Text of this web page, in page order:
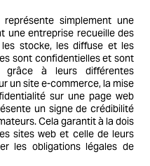
simplement une
une entreprise recueille des
les stocke, les diffuse et les
sont confidentielles et sont
grâce à leurs différentes
un site e-commerce, la mise
sur une page web
un signe de crédibilité
Cela garantit à la dois
sites web et celle de leurs
les obligations légales de